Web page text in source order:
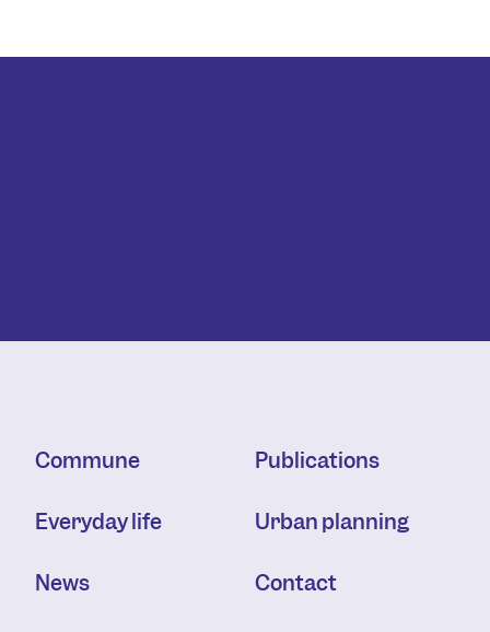
Commune
Everyday life
News
Publications
Urban planning
Contact